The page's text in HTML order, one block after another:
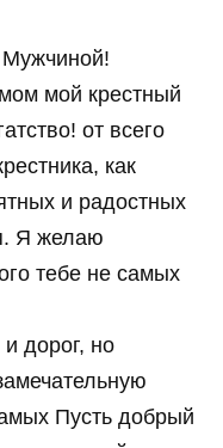
мой крестный
от всего
как
и радостных
Я желаю
тебе не самых
дорог, но
Пусть добрый